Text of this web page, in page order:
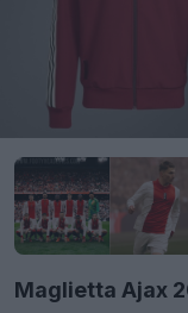
Maglietta Ajax